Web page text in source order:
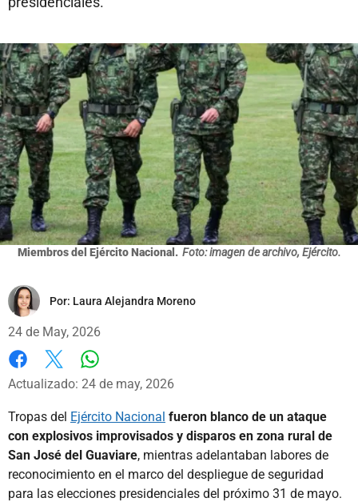
Miembros del Ejército Nacional. Foto: imagen de archivo, Ejército.
Por: Laura Alejandra Moreno
24 de May, 2026
Facebook
X
Actualizado: 24 de may, 2026
Tropas del Ejército Nacional fueron blanco de un ataque
con explosivos improvisados y disparos en zona rural de
San José del Guaviare, mientras adelantaban labores de
reconocimiento en el marco del despliegue de seguridad
para las elecciones presidenciales del próximo 31 de mayo.